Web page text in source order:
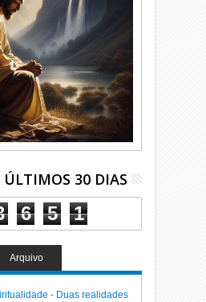
ÚLTIMOS 30 DIAS
6 5 1
Arquivo
- Duas realidades